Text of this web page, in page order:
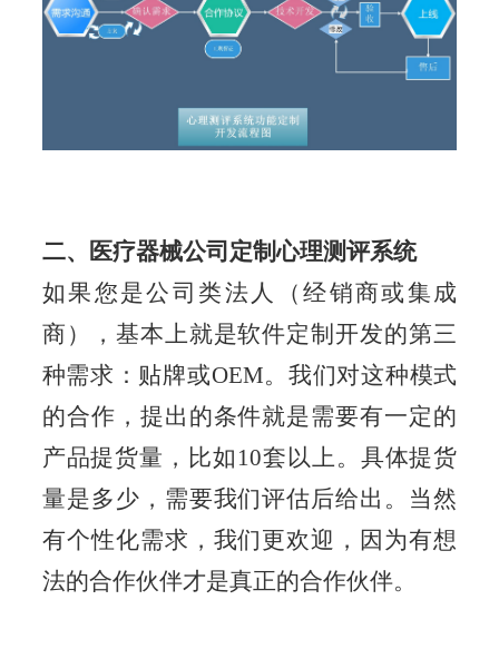
二、医疗器械公司定制心理测评系统
如果您是公司类法人（经销商或集成
商），基本上就是软件定制开发的第三
种需求：贴牌或OEM。我们对这种模式
的合作，提出的条件就是需要有一定的
产品提货量，比如10套以上。具体提货
量是多少，需要我们评估后给出。当然
有个性化需求，我们更欢迎，因为有想
法的合作伙伴才是真正的合作伙伴。